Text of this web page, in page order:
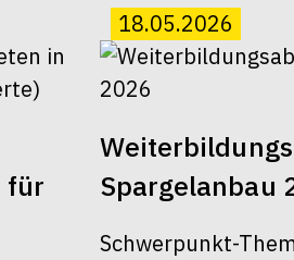
für
18.05.2026
Spargelanbau
Schwerpunkt-